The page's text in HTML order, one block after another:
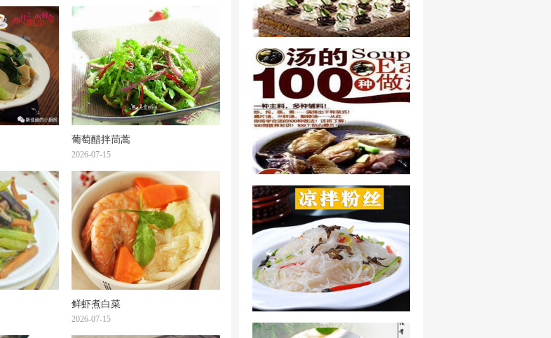
葡萄醋拌茼蒿
2026-07-15
鲜虾煮白菜
2026-07-15